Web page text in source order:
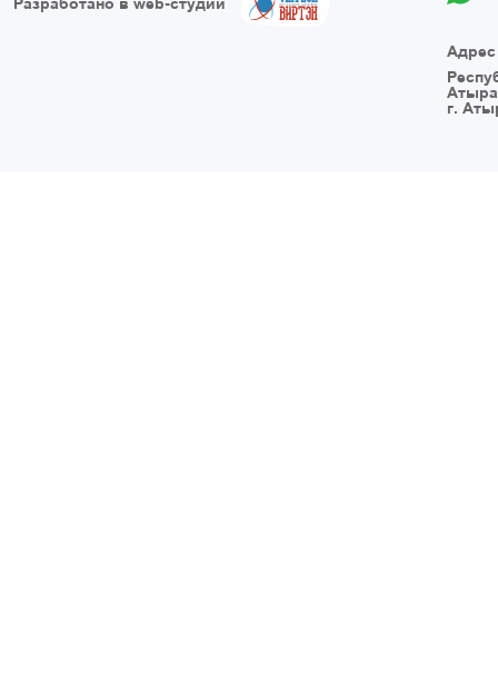
Адрес
г.